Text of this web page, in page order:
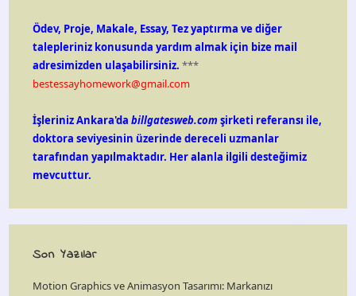
Ödev, Proje, Makale, Essay, Tez yaptırma ve diğer
talepleriniz konusunda yardım almak için bize mail
adresimizden ulaşabilirsiniz. ***
bestessayhomework@gmail.com
İşleriniz Ankara'dabillgatesweb.com şirketi referansı ile,
doktora seviyesinin üzerinde dereceli uzmanlar
tarafından yapılmaktadır. Her alanla ilgili desteğimiz
mevcuttur.
Son Yazılar
Motion Graphics ve Animasyon Tasarımı: Markanızı